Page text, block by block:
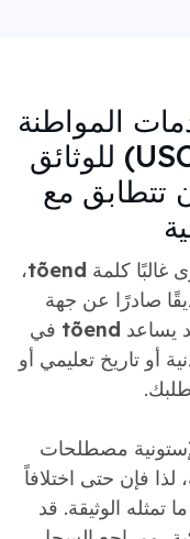
المواطنة
والهجرة الأمريكية (USCIS) للوثائق
تتطابق مع
غالبًا كلمة tõend،
صادرًا عن جهة
tõend في
أو تاريخ تعليمي أو
مصطلحات
فإن حتى اختلافاً
تمثله الوثيقة. قد